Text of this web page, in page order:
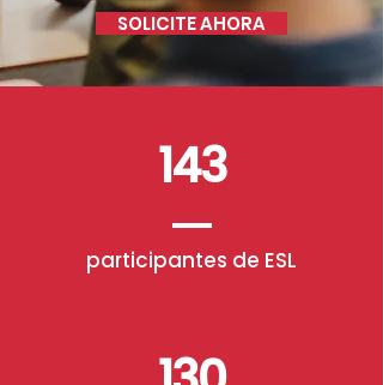
SOLICITE AHORA
143
participantes de ESL